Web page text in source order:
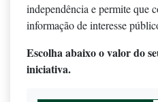
independência e permite que
informação de interesse
Escolha abaixo o valor do
iniciativa.